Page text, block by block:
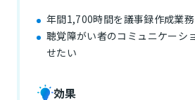
年間1,700時間を議事録作成業
聴覚障がい者のコミュニケーシ
せたい
効果